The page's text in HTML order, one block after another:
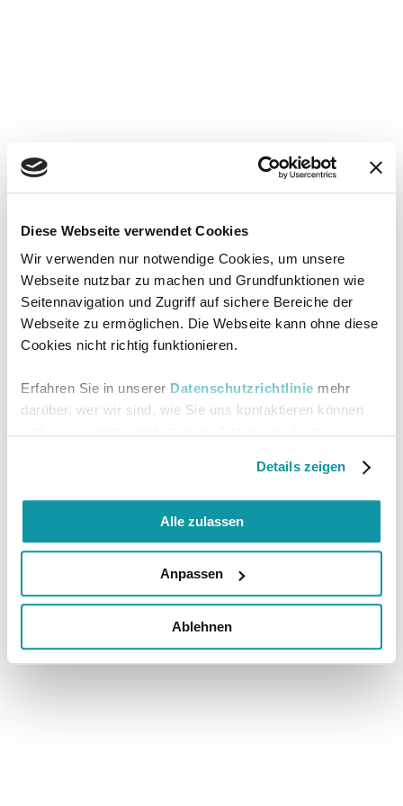
Diese Webseite verwendet Cookies
Wir verwenden nur notwendige Cookies, um unsere
Webseite nutzbar zu machen und Grundfunktionen wie
Seitennavigation und Zugriff auf sichere Bereiche der
Webseite zu ermöglichen. Die Webseite kann ohne diese
Cookies nicht richtig funktionieren.
Erfahren Sie in unserer Datenschutzrichtlinie mehr
darüber, wer wir sind, wie Sie uns kontaktieren können
Details zeigen
Alle zulassen
Anpassen
Ablehnen